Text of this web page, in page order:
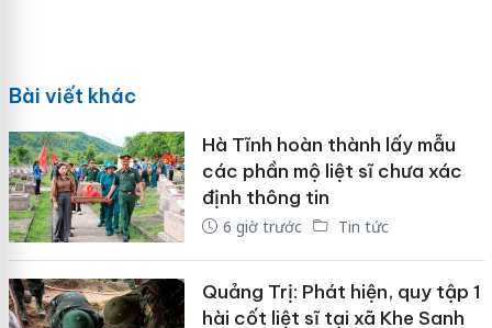
Bài viết khác
Hà Tĩnh hoàn thành lấy mẫu
các phần mộ liệt sĩ chưa xác
định thông tin
6 giờ trước Tin tức
Quảng Trị: Phát hiện, quy tập 1
hài cốt liệt sĩ tại xã Khe Sanh